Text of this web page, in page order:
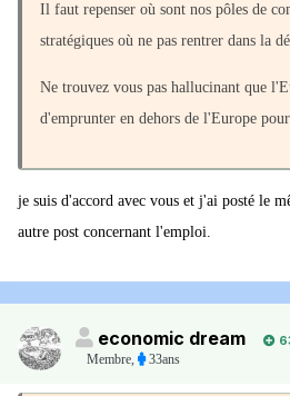
Il faut repenser où sont nos pôles de
stratégiques où ne pas rentrer dans la
Ne trouvez vous pas hallucinant que
d'emprunter en dehors de l'Europe
je suis d'accord avec vous et j'ai posté le
autre post concernant l'emploi.
economic dream
Membre, 33ans